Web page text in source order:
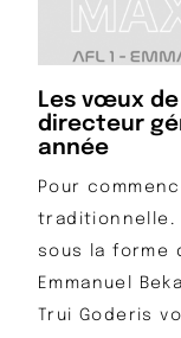
Les vœux
directeur
année
Pour
traditionnelle.
sous la forme
Emmanuel
Trui Goderis